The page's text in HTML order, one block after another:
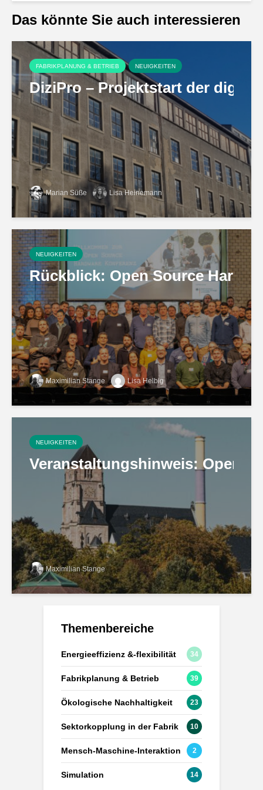
Das könnte Sie auch interessieren
FABRIKPLANUNG & BETRIEB NEUIGKEITEN
DiziPro – Projektstart der
Marian Süße Lisa Heinemann
NEUIGKEITEN
Rückblick: Open Source
Maximilian Stange Lisa Helbig
NEUIGKEITEN
Veranstaltungshinweis: Open
Maximilian Stange
Themenbereiche
Energieeffizienz &-flexibilität 34
Fabrikplanung & Betrieb 39
Ökologische Nachhaltigkeit 23
Sektorkopplung in der Fabrik 10
Mensch-Maschine-Interaktion 2
Simulation 14